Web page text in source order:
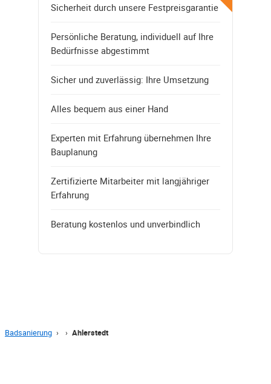
Sicherheit durch unsere Festpreisgarantie
Persönliche Beratung, individuell auf Ihre
Bedürfnisse abgestimmt
Sicher und zuverlässig: Ihre Umsetzung
Alles bequem aus einer Hand
Experten mit Erfahrung übernehmen Ihre
Bauplanung
Zertifizierte Mitarbeiter mit langjähriger
Erfahrung
Beratung kostenlos und unverbindlich
Badsanierung › › Ahlerstedt